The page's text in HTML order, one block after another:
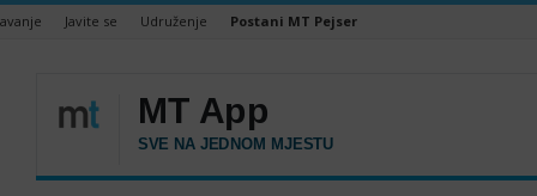
Javite se Udruženje Postani MT Pejser